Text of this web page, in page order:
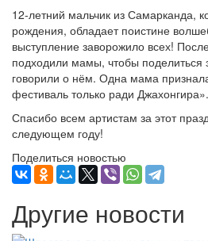
12-летний мальчик из Самарканда,
рождения, обладает поистине
выступление заворожило всех!
подходили мамы, чтобы поделиться
говорили о нём. Одна мама
фестиваль только ради Джахонгира».
Спасибо всем артистам за этот
следующем году!
Поделиться новостью
Другие новости